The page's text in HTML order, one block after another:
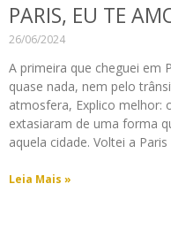
PARIS, EU TE
26/06/2024
A primeira que cheguei em
quase nada, nem pelo
atmosfera, Explico melhor:
extasiaram de uma forma
aquela cidade. Voltei a
Leia Mais »